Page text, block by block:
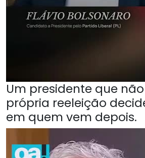
Um presidente que
própria reeleição
em quem vem depois.